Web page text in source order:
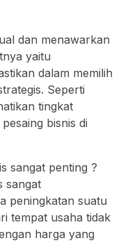
dan menawarkan
yaitu
dalam memilih
Seperti
tingkat
bisnis di
sangat penting ?
sangat
peningkatan suatu
tempat usaha tidak
harga yang